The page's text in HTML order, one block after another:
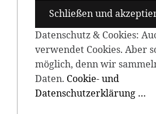
Datenschutz & Cookies:
verwendet Cookies. Aber
möglich, denn wir
Daten. Cookie- und
Datenschutzerklärung …